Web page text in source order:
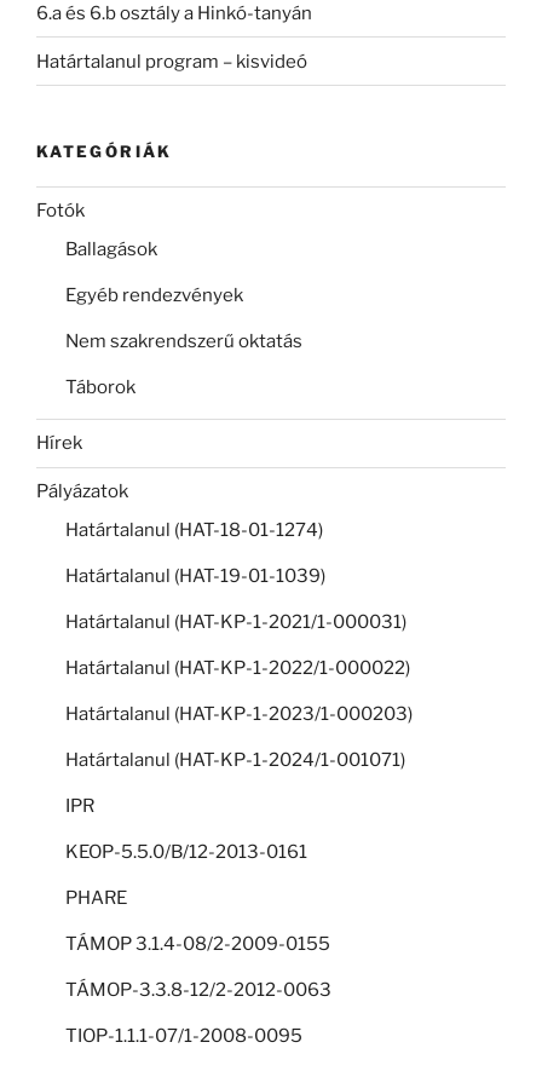
6.a és 6.b osztály a Hinkó-tanyán
Határtalanul program – kisvideó
KATEGÓRIÁK
Fotók
Ballagások
Egyéb rendezvények
Nem szakrendszerű oktatás
Táborok
Hírek
Pályázatok
Határtalanul (HAT-18-01-1274)
Határtalanul (HAT-19-01-1039)
Határtalanul (HAT-KP-1-2021/1-000031)
Határtalanul (HAT-KP-1-2022/1-000022)
Határtalanul (HAT-KP-1-2023/1-000203)
Határtalanul (HAT-KP-1-2024/1-001071)
IPR
KEOP-5.5.0/B/12-2013-0161
PHARE
TÁMOP 3.1.4-08/2-2009-0155
TÁMOP-3.3.8-12/2-2012-0063
TIOP-1.1.1-07/1-2008-0095